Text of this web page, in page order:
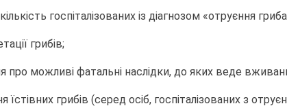
госпіталізованих із діагнозом «отруєння
грибів;
можливі фатальні наслідки, до яких веде
грибів (серед осіб, госпіталізованих з